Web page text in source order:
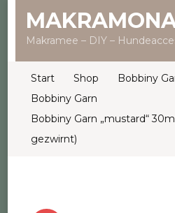
Makramee – DIY –
Start Shop
Bobbiny
Bobbiny Garn
Bobbiny Garn „mustard“
gezwirnt)